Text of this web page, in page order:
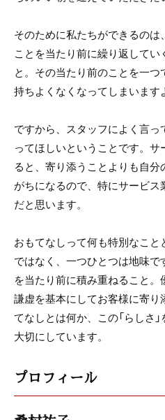
そのために私たちができるの
ことを当たり前に繰り返して
と。その当たり前のことを一
持ちよくなくなってしまいます
ですから、スタッフによく言
ってほしいということです。
ると、寄り添うことよりも自
がちになるので、特にサービ
だと思います。
おもてなしって何も特別なこ
ではなく、一つひとつは地味
を当たり前に積み重ねること
謙虚を基本にしてお客様に寄
てなしとは何か、この「らしさ
大切にしています。
プロフィール